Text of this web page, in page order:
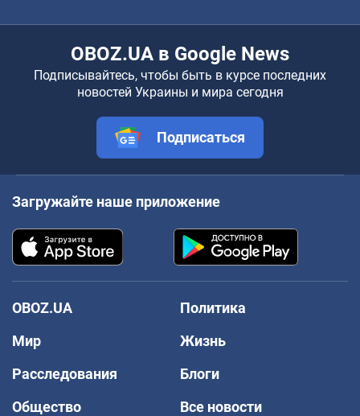
OBOZ.UA в Google News
Подписывайтесь, чтобы быть в курсе последних
новостей Украины и мира сегодня
Подписаться
Загружайте наше приложение
OBOZ.UA
Политика
Мир
Жизнь
Расследования
Блоги
Общество
Все новости